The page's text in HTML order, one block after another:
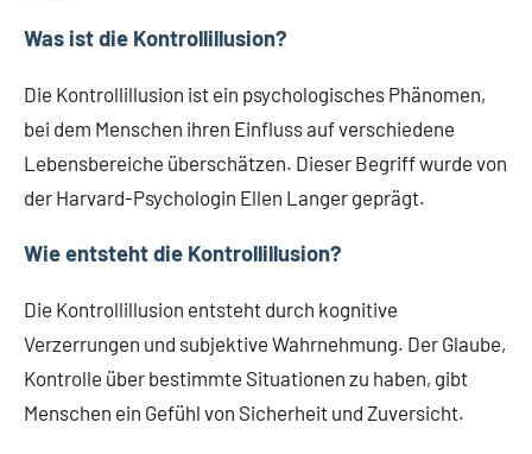
Was ist die Kontrollillusion?
Die Kontrollillusion ist ein psychologisches Phänomen,
bei dem Menschen ihren Einfluss auf verschiedene
Lebensbereiche überschätzen. Dieser Begriff wurde von
der Harvard-Psychologin Ellen Langer geprägt.
Wie entsteht die Kontrollillusion?
Die Kontrollillusion entsteht durch kognitive
Verzerrungen und subjektive Wahrnehmung. Der Glaube,
Kontrolle über bestimmte Situationen zu haben, gibt
Menschen ein Gefühl von Sicherheit und Zuversicht.